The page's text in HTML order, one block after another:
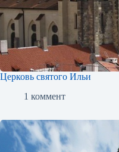
Церковь святого Ильи
1 коммент